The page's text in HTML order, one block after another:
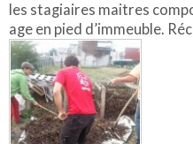
les stagiaires maitres
age en pied d’immeuble.